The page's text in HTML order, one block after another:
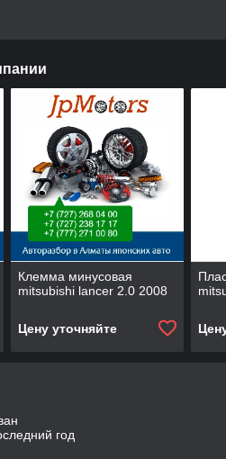
Клемма минусовая
mitsubishi lancer 2.0 2008
Цену уточняйте
год